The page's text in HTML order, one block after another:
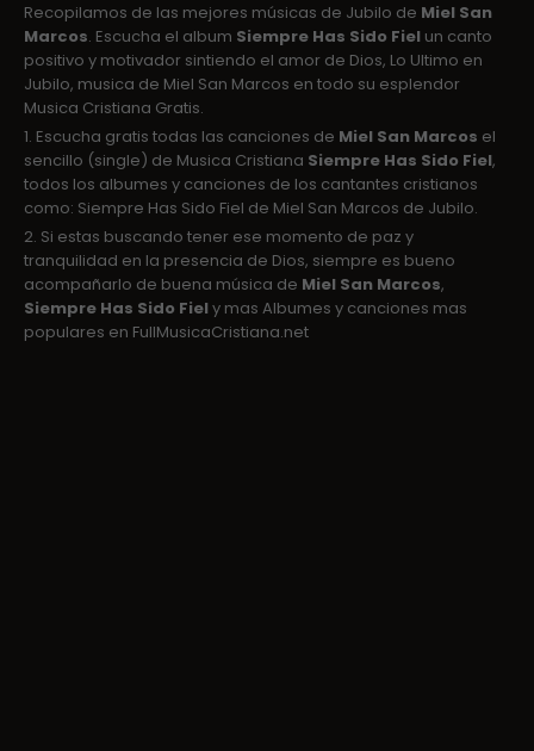
Recopilamos de las mejores músicas de Jubilo de Miel San
Marcos. Escucha el album Siempre Has Sido Fiel un canto
positivo y motivador sintiendo el amor de Dios, Lo Ultimo en
Jubilo, musica de Miel San Marcos en todo su esplendor
Musica Cristiana Gratis.
1. Escucha gratis todas las canciones de Miel San Marcos el
sencillo (single) de Musica Cristiana Siempre Has Sido Fiel,
todos los albumes y canciones de los cantantes cristianos
como: Siempre Has Sido Fiel de Miel San Marcos de Jubilo.
2. Si estas buscando tener ese momento de paz y
tranquilidad en la presencia de Dios, siempre es bueno
acompañarlo de buena música de Miel San Marcos,
Siempre Has Sido Fiel y mas Albumes y canciones mas
populares en FullMusicaCristiana.net